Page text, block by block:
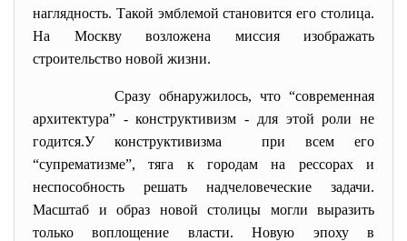
наглядность. Такой эмблемой становится его столица.
На Москву возложена миссия изображать
строительство новой жизни.
Сразу обнаружилось, что “современная
архитектура” - конструктивизм - для этой роли не
годится.У конструктивизма при всем его
“супрематизме”, тяга к городам на рессорах и
неспособность решать надчеловеческие задачи.
Масштаб и образ новой столицы могли выразить
только воплощение власти. Новую эпоху в